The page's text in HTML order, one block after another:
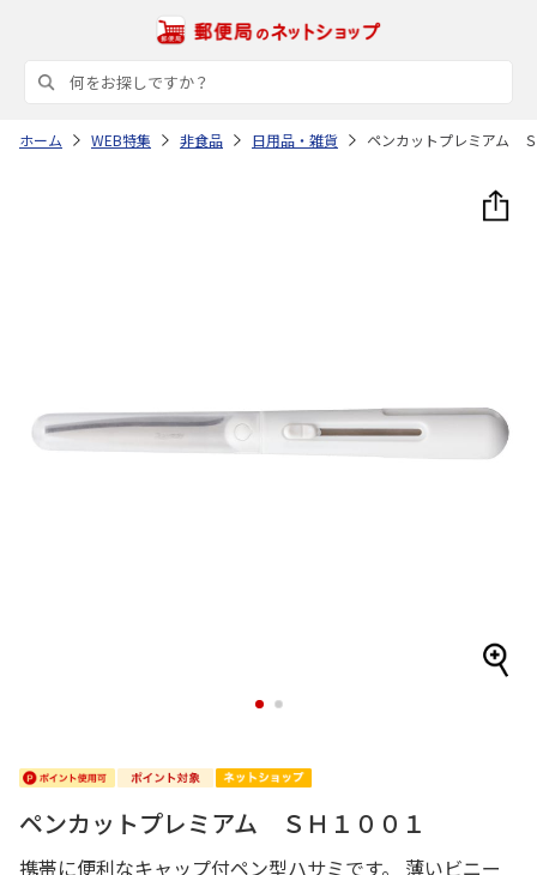
ホーム WEB特集 非食品 日用品・雑貨 ペンカットプレミアム
1 2
ペンカットプレミアム ＳＨ１００１
携帯に便利なキャップ付ペン型ハサミです。 薄いビニー